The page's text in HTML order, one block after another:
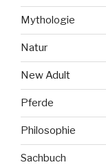
Mythologie
Natur
New Adult
Pferde
Philosophie
Sachbuch